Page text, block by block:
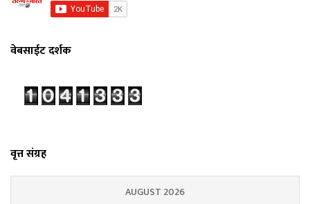
वेबसाईट दर्शक
वृत्त संग्रह
AUGUST 2026